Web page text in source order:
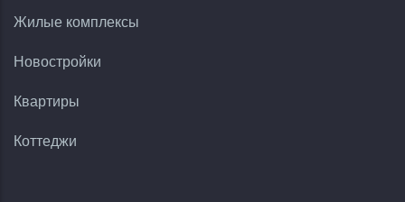
Жилые комплексы
Новостройки
Квартиры
Коттеджи